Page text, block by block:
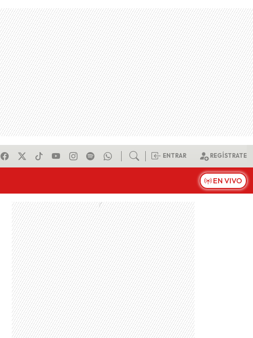
ENTRAR REGÍSTRATE
EN VIVO